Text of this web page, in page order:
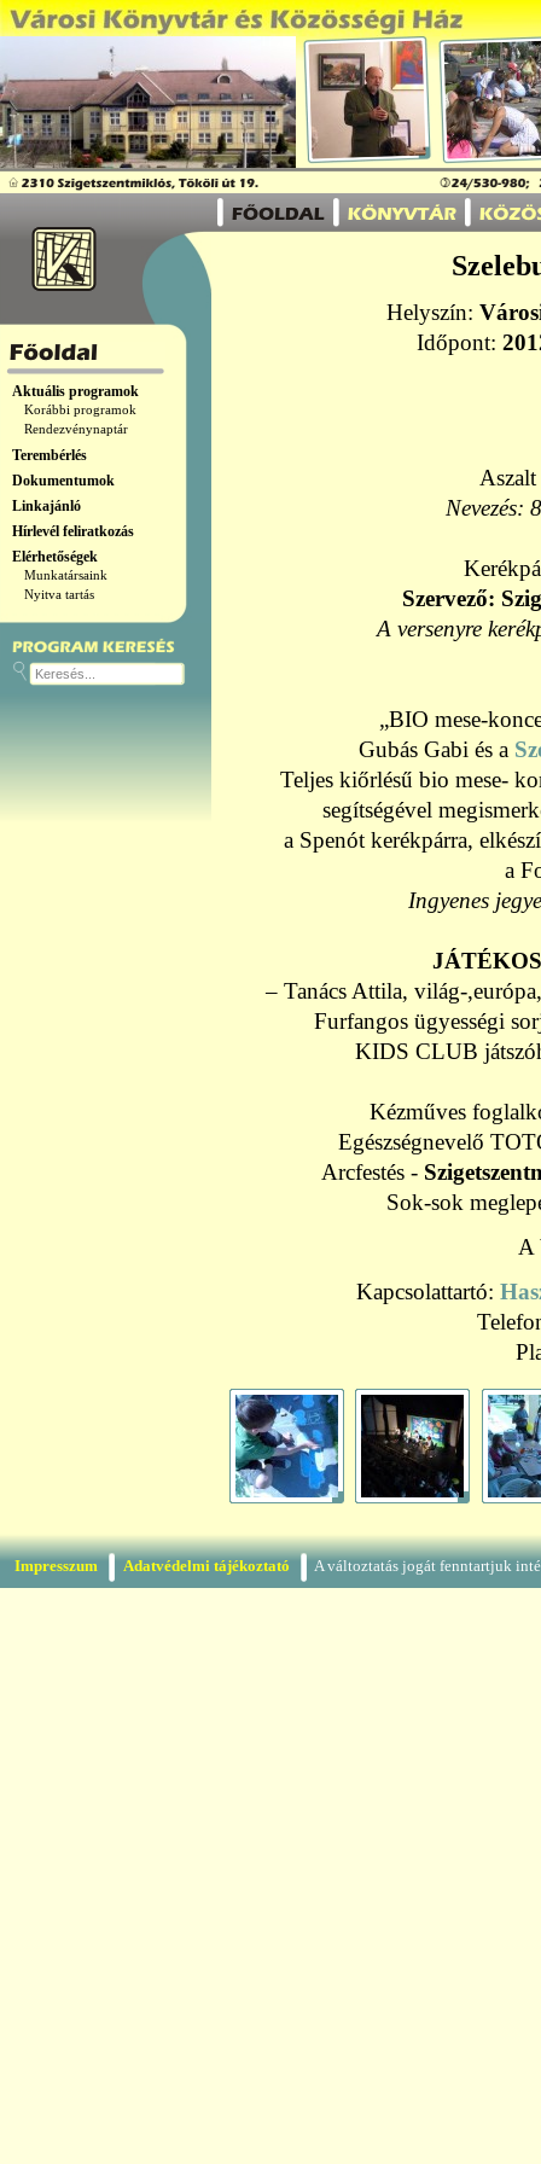
Aktuális programok
Korábbi programok
Rendezvénynaptár
Terembérlés
Dokumentumok
Linkajánló
Hírlevél feliratkozás
Elérhetőségek
Munkatársaink
Nyitva tartás
Helyszín:
Időpont:
Nevezés:
Szervező:
A versenyre
„BIO mese-
Gubás Gabi és a
Teljes kiőrlésű bio mese-
segítségével
a Spenót kerékpárra,
a
Ingyenes
– Tanács Attila, világ-
Furfangos ügyességi
KIDS CLUB
Kézműves
Egészségnevelő
Arcfestés -
Sok-sok
A
Kapcsolattartó:
Impresszum Adatvédelmi tájékoztató A változtatás jogát fenntartjuk